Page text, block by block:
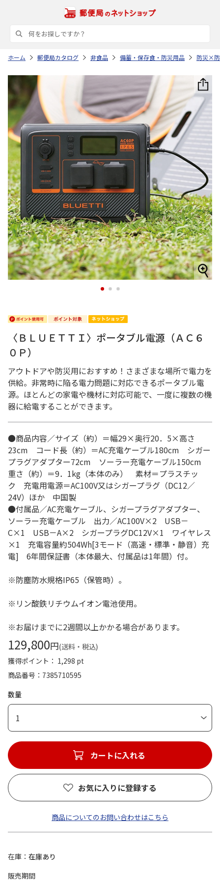
ホーム 郵便局カタログ 非食品 備蓄・保存食・防災用品 防災×防
1 2 3
〈ＢＬＵＥＴＴＩ〉ポータブル電源（ＡＣ６
０Ｐ）
アウトドアや防災用におすすめ！さまざまな場所で電力を
供給。非常時に陥る電力問題に対応できるポータブル電
源。ほとんどの家電や機材に対応可能で、一度に複数の機
器に給電することができます。
●商品内容／サイズ（約）＝幅29×奥行20．5×高さ
23cm コード長（約）＝AC充電ケーブル180cm シガー
プラグアダプター72cm ソーラー充電ケーブル150cm
重さ（約）＝9．1kg（本体のみ） 素材＝プラスチッ
ク 充電用電源＝AC100V又はシガープラグ（DC12／
24V）ほか 中国製
●付属品／AC充電ケーブル、シガープラグアダプター、
ソーラー充電ケーブル 出力／AC100V×2 USB－
C×1 USB－A×2 シガープラグDC12V×1 ワイヤレス
×1 充電容量約504Wh[3モード（高速・標準・静音）充
電] 6年間保証書（本体最大、付属品は1年間）付。
※防塵防水規格IP65（保管時）。
※リン酸鉄リチウムイオン電池使用。
※お届けまでに2週間以上かかる場合があります。
129,800円(送料・税込)
獲得ポイント： 1,298 pt
商品番号
7385710595
数量
1
カートに入れる
お気に入りに登録する
商品についてのお問い合わせはこちら
在庫
在庫あり
販売期間